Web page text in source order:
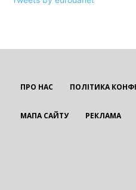
ПРО НАС ПОЛІТИКА
МАПА САЙТУ РЕКЛАМА